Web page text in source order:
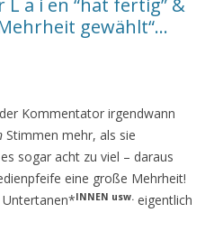
gewählt“…
Kommentator irgendwann
Stimmen mehr, als sie
sogar acht zu viel – daraus
eine große Mehrheit!
Untertanen*INNEN usw. eigentlich